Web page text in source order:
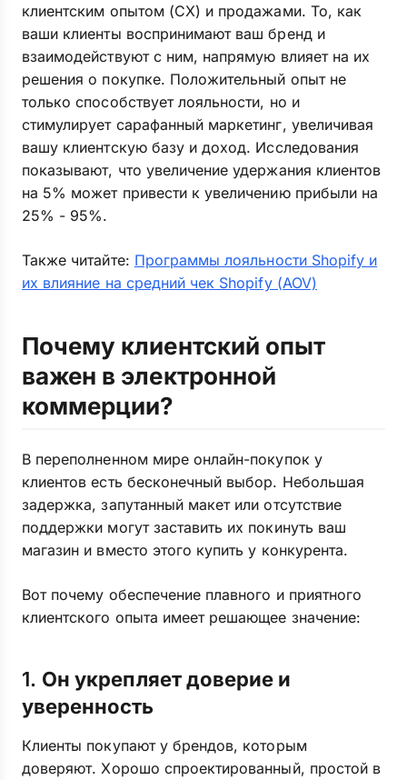
клиентским опытом (CX) и продажами. То, как
ваши клиенты воспринимают ваш бренд и
взаимодействуют с ним, напрямую влияет на их
решения о покупке. Положительный опыт не
только способствует лояльности, но и
стимулирует сарафанный маркетинг, увеличивая
вашу клиентскую базу и доход. Исследования
показывают, что увеличение удержания клиентов
на 5% может привести к увеличению прибыли на
25% - 95%.
Также читайте: Программы лояльности Shopify и
их влияние на средний чек Shopify (AOV)
Почему клиентский опыт
важен в электронной
коммерции?
В переполненном мире онлайн-покупок у
клиентов есть бесконечный выбор. Небольшая
задержка, запутанный макет или отсутствие
поддержки могут заставить их покинуть ваш
магазин и вместо этого купить у конкурента.
Вот почему обеспечение плавного и приятного
клиентского опыта имеет решающее значение:
1. Он укрепляет доверие и
уверенность
Клиенты покупают у брендов, которым
доверяют. Хорошо спроектированный, простой в